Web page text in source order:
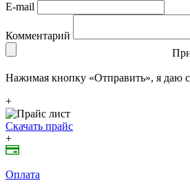
E-mail
Комментарий
Нажимая кнопку «Отправить», я даю
+
Скачать прайс
+
Оплата